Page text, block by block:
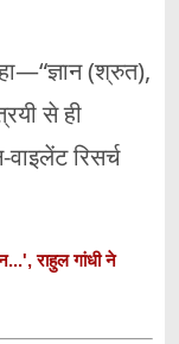
(श्रुत),
से ही
रिसर्च
राहुल गांधी ने